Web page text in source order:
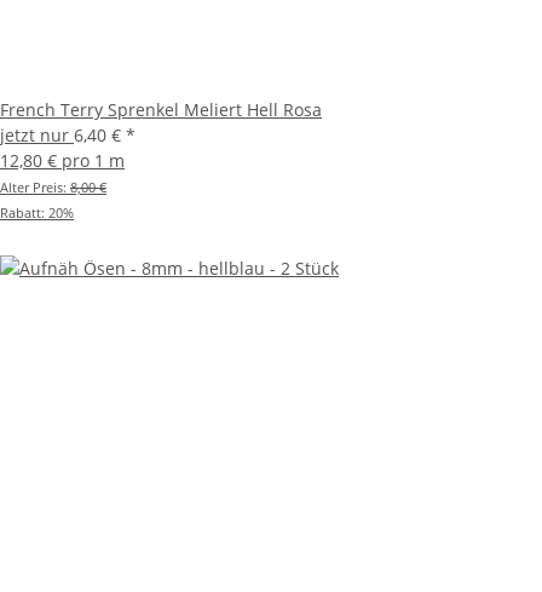
French Terry Sprenkel Meliert Hell Rosa
jetzt nur 6,40 € *
12,80 € pro 1 m
Alter Preis: 8,00 €
Rabatt: 20%